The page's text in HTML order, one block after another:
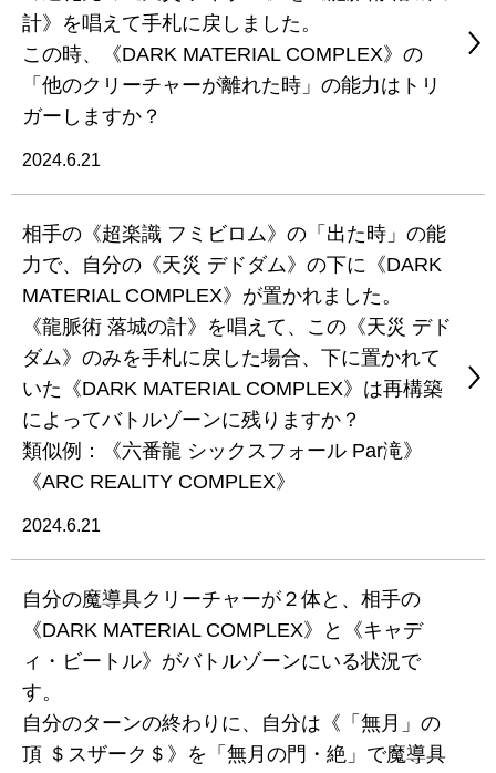
計》を唱えて手札に戻しました。
この時、《DARK MATERIAL COMPLEX》の
「他のクリーチャーが離れた時」の能力はトリ
ガーしますか？
2024.6.21
相手の《超楽識 フミビロム》の「出た時」の能
力で、自分の《天災 デドダム》の下に《DARK
MATERIAL COMPLEX》が置かれました。
《龍脈術 落城の計》を唱えて、この《天災 デド
ダム》のみを手札に戻した場合、下に置かれて
いた《DARK MATERIAL COMPLEX》は再構築
によってバトルゾーンに残りますか？
類似例：《六番龍 シックスフォール Par滝》
《ARC REALITY COMPLEX》
2024.6.21
自分の魔導具クリーチャーが２体と、相手の
《DARK MATERIAL COMPLEX》と《キャデ
ィ・ビートル》がバトルゾーンにいる状況で
す。
自分のターンの終わりに、自分は《「無月」の
頂 ＄スザーク＄》を「無月の門・絶」で魔導具